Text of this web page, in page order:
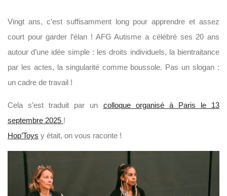
Vingt ans, c’est suffisamment long pour apprendre et assez
court pour garder l’élan ! AFG Autisme a célébré ses 20 ans
autour d’une idée simple : les droits individuels, la bientraitance
par les actes, la singularité comme boussole. Pas un slogan :
un cadre de travail !
Cela s’est traduit par un colloque organisé à Paris le 13
septembre 2025 !
Hop’Toys y était, on vous raconte !